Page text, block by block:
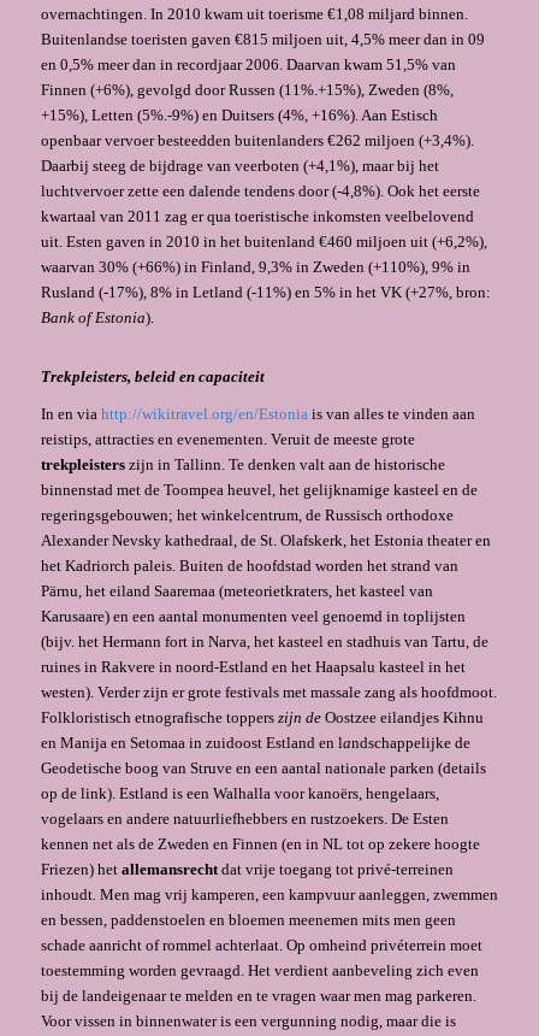
overnachtingen. In 2010 kwam uit toerisme €1,08 miljard binnen.
Buitenlandse toeristen gaven €815 miljoen uit, 4,5% meer dan in 09
en 0,5% meer dan in recordjaar 2006. Daarvan kwam 51,5% van
Finnen (+6%), gevolgd door Russen (11%.+15%), Zweden (8%,
+15%), Letten (5%.-9%) en Duitsers (4%, +16%). Aan Estisch
openbaar vervoer besteedden buitenlanders €262 miljoen (+3,4%).
Daarbij steeg de bijdrage van veerboten (+4,1%), maar bij het
luchtvervoer zette een dalende tendens door (-4,8%). Ook het eerste
kwartaal van 2011 zag er qua toeristische inkomsten veelbelovend
uit. Esten gaven in 2010 in het buitenland €460 miljoen uit (+6,2%),
waarvan 30% (+66%) in Finland, 9,3% in Zweden (+110%), 9% in
Rusland (-17%), 8% in Letland (-11%) en 5% in het VK (+27%, bron:
Bank of Estonia).
Trekpleisters, beleid en capaciteit
In en via http://wikitravel.org/en/Estoniais van alles te vinden aan
reistips, attracties en evenementen. Veruit de meeste grote
trekpleisterszijn in Tallinn. Te denken valt aan de historische
binnenstad met de Toompea heuvel, het gelijknamige kasteel en de
regeringsgebouwen; het winkelcentrum, de Russisch orthodoxe
Alexander Nevsky kathedraal, de St. Olafskerk, het Estonia theater en
het Kadriorch paleis. Buiten de hoofdstad worden het strand van
Pärnu, het eiland Saaremaa (meteorietkraters, het kasteel van
Karusaare) en een aantal monumenten veel genoemd in toplijsten
(bijv. het Hermann fort in Narva, het kasteel en stadhuis van Tartu, de
ruines in Rakvere in noord-Estland en het Haapsalu kasteel in het
westen). Verder zijn er grote festivals met massale zang als hoofdmoot.
Folkloristisch etnografische topperszijn de Oostzee eilandjes Kihnu
en Manija en Setomaa in zuidoost Estland en landschappelijke de
Geodetische boog van Struve en een aantal nationale parken (details
op de link). Estland is een Walhalla voor kanoërs, hengelaars,
vogelaars en andere natuurliefhebbers en rustzoekers. De Esten
kennen net als de Zweden en Finnen (en in NL tot op zekere hoogte
Friezen) het allemansrechtdat vrije toegang tot privé-terreinen
inhoudt. Men mag vrij kamperen, een kampvuur aanleggen, zwemmen
en bessen, paddenstoelen en bloemen meenemen mits men geen
schade aanricht of rommel achterlaat. Op omheind privéterrein moet
toestemming worden gevraagd. Het verdient aanbeveling zich even
bij de landeigenaar te melden en te vragen waar men mag parkeren.
Voor vissen in binnenwater is een vergunning nodig, maar die is